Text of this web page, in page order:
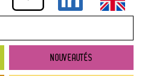
NOUVEAUTÉS